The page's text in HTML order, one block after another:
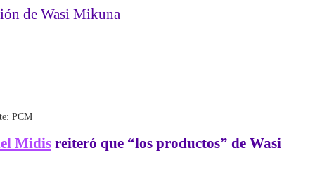
de Wasi Mikuna
PCM
Midis reiteró que “los productos” de Wasi